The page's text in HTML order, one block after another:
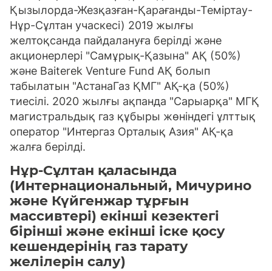
Қызылорда-Жезқазған-Қарағанды-Теміртау-
Нұр-Сұлтан учаскесі) 2019 жылғы
желтоқсанда пайдалануға берілді және
акционерлері "Самұрық-Қазына" АҚ (50%)
және Baiterek Venture Fund АҚ болып
табылатын "АстанаГаз ҚМГ" АҚ-қа (50%)
тиесілі. 2020 жылғы ақпанда "Сарыарқа" МГҚ
магистральдық газ құбыры жөніндегі ұлттық
оператор "Интергаз Орталық Азия" АҚ-қа
жалға берілді.
Нұр-Сұлтан қаласында
(Интернациональный, Мичурино
және Күйгенжар тұрғын
массивтері) екінші кезектегі
бірінші және екінші іске қосу
кешендерінің газ тарату
желілерін салу)